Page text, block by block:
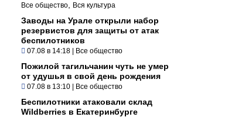
Все общество Вся культура
Заводы на Урале открыли набор
резервистов для защиты от атак
беспилотников
07.08 в 14:18 | Все общество
Пожилой тагильчанин чуть не умер
от удушья в свой день рождения
07.08 в 13:10 | Все общество
Беспилотники атаковали склад
Wildberries в Екатеринбурге